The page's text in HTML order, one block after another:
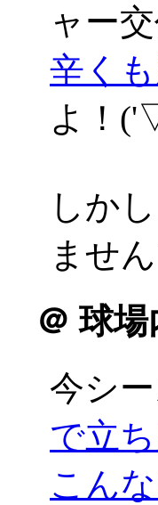
ャー
辛くも
よ！
しか
ませ
＠ 球場
今シ
で立
こん